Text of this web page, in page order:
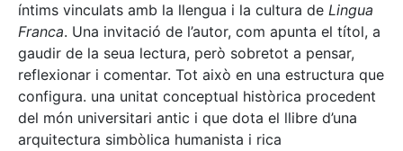
íntims vinculats amb la llengua i la cultura de Lingua
Franca. Una invitació de l’autor, com apunta el títol, a
gaudir de la seua lectura, però sobretot a pensar,
reflexionar i comentar. Tot això en una estructura que
configura. una unitat conceptual històrica procedent
del món universitari antic i que dota el llibre d’una
arquitectura simbòlica humanista i rica